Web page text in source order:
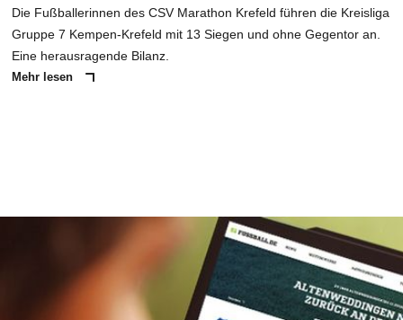
Die Fußballerinnen des CSV Marathon Krefeld führen die Kreisliga
Gruppe 7 Kempen-Krefeld mit 13 Siegen und ohne Gegentor an.
Eine herausragende Bilanz.
Mehr lesen